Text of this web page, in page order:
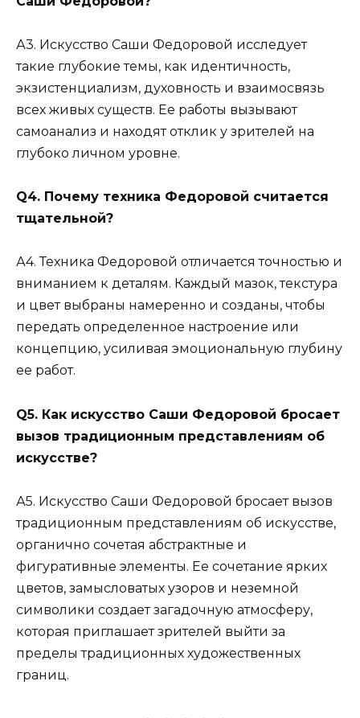
А3. Искусство Саши Федоровой исследует
такие глубокие темы, как идентичность,
экзистенциализм, духовность и взаимосвязь
всех живых существ. Ее работы вызывают
самоанализ и находят отклик у зрителей на
глубоко личном уровне.
Q4. Почему техника Федоровой считается
тщательной?
А4. Техника Федоровой отличается точностью и
вниманием к деталям. Каждый мазок, текстура
и цвет выбраны намеренно и созданы, чтобы
передать определенное настроение или
концепцию, усиливая эмоциональную глубину
ее работ.
Q5. Как искусство Саши Федоровой бросает
вызов традиционным представлениям об
искусстве?
А5. Искусство Саши Федоровой бросает вызов
традиционным представлениям об искусстве,
органично сочетая абстрактные и
фигуративные элементы. Ее сочетание ярких
цветов, замысловатых узоров и неземной
символики создает загадочную атмосферу,
которая приглашает зрителей выйти за
пределы традиционных художественных
границ.